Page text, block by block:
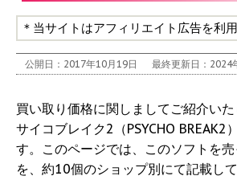
＊当サイトはアフィリエイト広告を利
公開日：2017年10月19日 最終更新日：2024
買い取り価格に関しましてご紹介い
サイコブレイク2（PSYCHO BREAK2
す。このページでは、このソフトを
を、約10個のショップ別にて記載し